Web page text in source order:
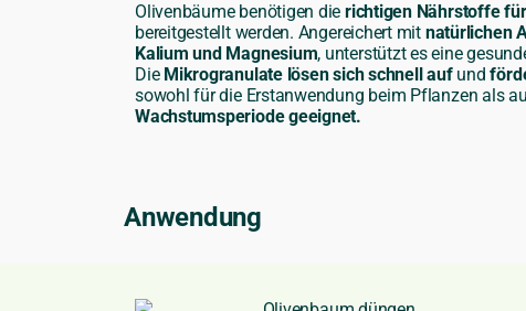
Olivenbäume benötigen die richtigen Nährstoffe
bereitgestellt werden. Angereichert mit natürlichen
Kalium und Magnesium, unterstützt es eine
Die Mikrogranulate lösen sich schnell aufund
sowohl für die Erstanwendung beim Pflanzen als
Wachstumsperiode geeignet.
Anwendung